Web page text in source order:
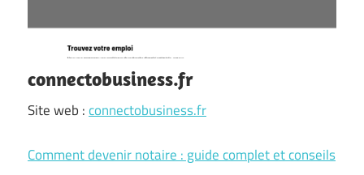
connectobusiness.fr
Site web :connectobusiness.fr
Comment devenir notaire : guide complet et conseils